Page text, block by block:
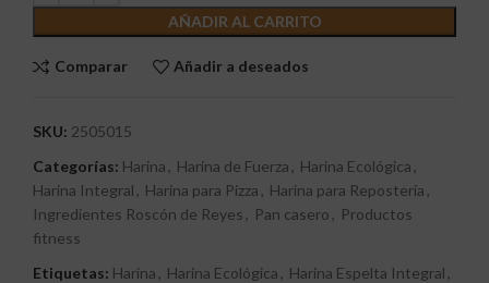
AÑADIR AL CARRITO
Comparar Añadir a deseados
SKU: 2505015
Categorías: Harina , Harina de Fuerza , Harina Ecológica ,
Harina Integral , Harina para Pizza , Harina para Repostería ,
Ingredientes Roscón de Reyes , Pan casero , Productos
fitness
Etiquetas: Harina , Harina Ecológica , Harina Espelta Integral ,